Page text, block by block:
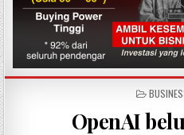
POSTED
OpenAI